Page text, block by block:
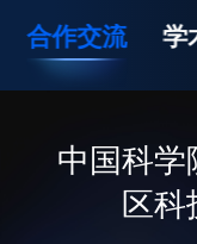
院长寄语
现任领导
统计数据
合作交流 学
中国科学
区科